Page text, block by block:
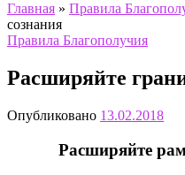
Главная » Правила
сознания
Правила Благополучия
Расширяйте
Опубликовано 13.02.2018
Расширяйте